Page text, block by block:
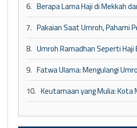
6.
7.
8.
9.
10.